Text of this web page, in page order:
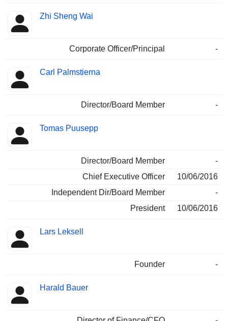
Zhi Sheng Wai
Corporate Officer/Principal -
Carl Palmstierna
Director/Board Member -
Tomas Puusepp
Director/Board Member
-
Chief Executive Officer
10/06/2016
Independent Dir/Board Member
-
President
10/06/2016
Lars Leksell
Founder -
Harald Bauer